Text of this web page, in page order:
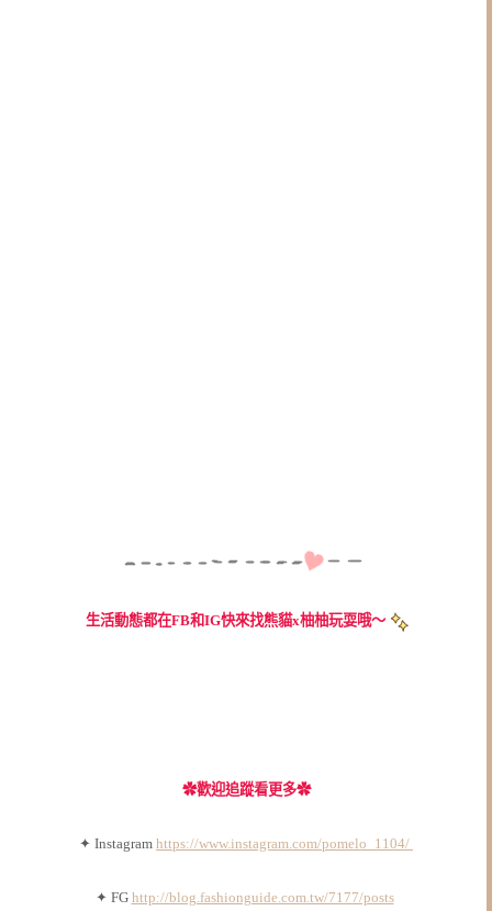
生活動態都在FB和IG快來找熊貓x柚柚玩耍哦～
✿歡迎追蹤看更多✿
✦ Instagram https://www.instagram.com/pomelo_1104/
✦ FG http://blog.fashionguide.com.tw/7177/posts